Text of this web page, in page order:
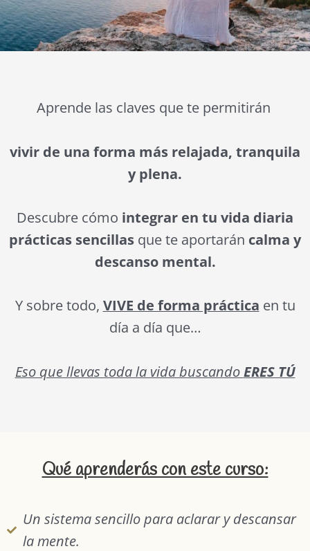
Aprende las claves que te permitirán
vivir de una forma más relajada, tranquila
y plena.
Descubre cómo integrar en tu vida diaria
prácticas sencillas que te aportarán calma y
descanso mental.
Y sobre todo, VIVE de forma práctica en tu
día a día que…
Eso que llevas toda la vida buscandoERES TÚ
Qué aprenderás con este curso:
Un sistema sencillo para aclarar y descansar
la mente.